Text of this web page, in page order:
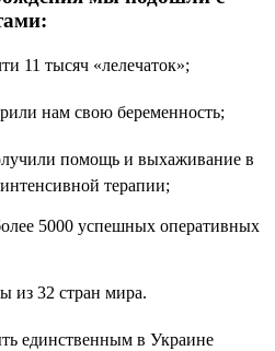
11 тысяч «лелечаток»;
нам свою беременность;
помощь и выхаживание в
терапии;
5000 успешных оперативных
из 32 стран мира.
единственным в Украине